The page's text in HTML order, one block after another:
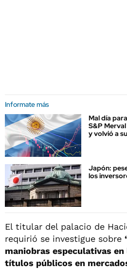
Informate más
Mal día
S&P
y volvió a
Japón:
los
El titular del palacio de
requirió se investigue sobre
maniobras especulativas
títulos públicos en